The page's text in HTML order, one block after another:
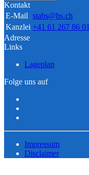
Kontakt
E-Mail stabs@bs.ch
Kanzlei +41 61 267 86 01
Adresse
Links
Lageplan
Folge uns auf
Impressum
Disclaimer